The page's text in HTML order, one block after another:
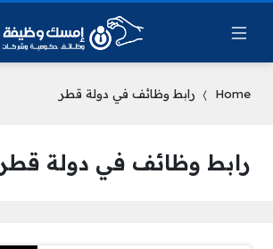
Home رابط وظائف في دولة قطر
رابط وظائف في دولة قطر